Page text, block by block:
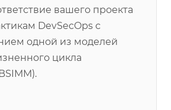
вашего проекта
DevSecOps с
одной из моделей
цикла